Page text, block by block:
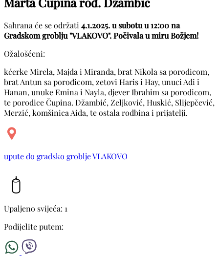
Sahrana će se održati 4.1.2025. u subotu u 12:00 na
Gradskom groblju "VLAKOVO". Počivala u miru Božjem!
Ožalošćeni:
kćerke Mirela, Majda i Miranda, brat Nikola sa porodicom,
brat Antun sa porođicom, zetovi Haris i Hay, unuci Adi i
Hanan, unuke Emina i Nayla, djever Ibrahim sa porodicom,
te porodice Čupina. Džambić, Zeljković, Huskić, Slijepčević,
Merzić, komšinica Aida, te ostala rodbina i prijatelji.
upute do gradsko groblje VLAKOVO
Upaljeno svijeća: 1
Podijelite putem: